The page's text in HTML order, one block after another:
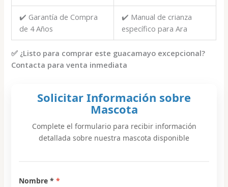
✔️ Garantía de Compra
de 4 Años
✔️ Manual de crianza
específico para Ara
✅ ¿Listo para comprar este guacamayo excepcional?
Contacta para venta inmediata
Solicitar Información sobre
Mascota
Complete el formulario para recibir información
detallada sobre nuestra mascota disponible
Nombre *